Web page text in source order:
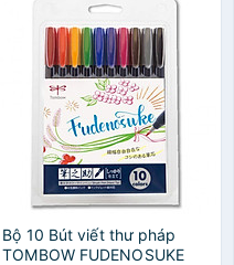
Bộ 10 Bút viết thư pháp
TOMBOW FUDENOSUKE